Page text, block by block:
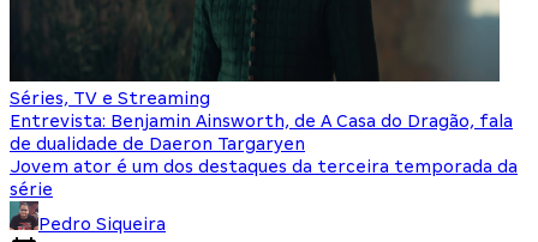
Séries, TV e Streaming
Entrevista: Benjamin Ainsworth, de A Casa do Dragão, fala
de dualidade de Daeron Targaryen
Jovem ator é um dos destaques da terceira temporada da
série
Pedro Siqueira